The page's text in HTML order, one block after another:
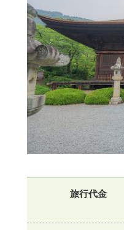
旅行代金